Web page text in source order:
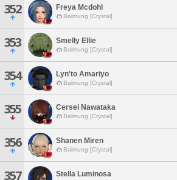
352 Freya Mcdohl
Balmung [Crystal]
353 Smelly Ellie
Balmung [Crystal]
354 Lyn'to Amariyo
Balmung [Crystal]
355 Cersei Nawataka
Balmung [Crystal]
356 Shanen Miren
Balmung [Crystal]
357 Stella Luminosa